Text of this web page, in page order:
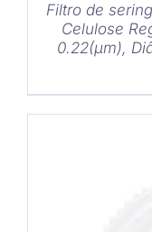
Filtro de
Celulose
0.22(μm),